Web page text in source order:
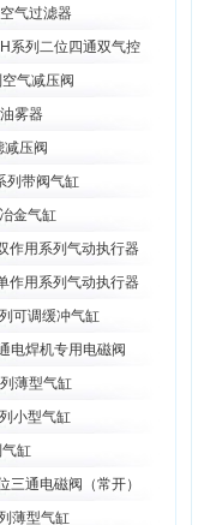
气过滤器
系列二位四通双气控
气减压阀
雾器
减压阀
列带阀气缸
金气缸
作用系列气动执行器
作用系列气动执行器
可调缓冲气缸
电焊机专用电磁阀
薄型气缸
小型气缸
缸
三通电磁阀（常开）
薄型气缸